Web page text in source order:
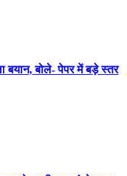
बयान, बोले- पेपर में बड़े स्तर